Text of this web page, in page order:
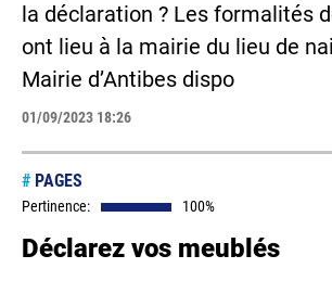
la déclaration ? Les formalités
ont lieu à la mairie du lieu de
Mairie d’Antibes dispo
01/09/2023 18:26
# PAGES
Pertinence: 100%
Déclarez vos meublés